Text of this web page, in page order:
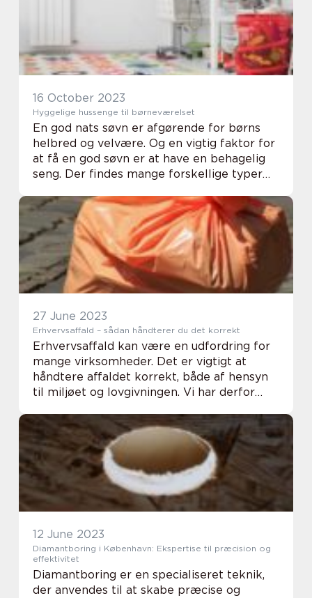
16 October 2023
Hyggelige hussenge til børneværelset
En god nats søvn er afgørende for børns
helbred og velvære. Og en vigtig faktor for
at få en god søvn er at have en behagelig
seng. Der findes mange forskellige typer
27 June 2023
Erhvervsaffald – sådan håndterer du det korrekt
Erhvervsaffald kan være en udfordring for
mange virksomheder. Det er vigtigt at
håndtere affaldet korrekt, både af hensyn
til miljøet og lovgivningen. Vi har derfor
håndterer dit ...
12 June 2023
Diamantboring i København: Ekspertise til præcision og
effektivitet
Diamantboring er en specialiseret teknik,
der anvendes til at skabe præcise og